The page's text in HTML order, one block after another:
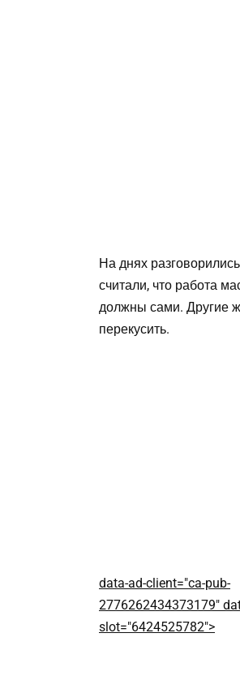
На днях
считали, что работа
должны сами. Другие
перекусить.
data-ad-client="ca-pub-
2776262434373179"
slot="6424525782">